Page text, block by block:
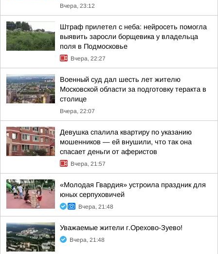
Вчера, 23:12
Штраф прилетел с неба: нейросеть помогла
выявить заросли борщевика у владельца
поля в Подмосковье
Вчера, 22:27
Военный суд дал шесть лет жителю
Московской области за подготовку теракта в
столице
Вчера, 22:07
Девушка спалила квартиру по указанию
мошенников — ей внушили, что так она
спасает деньги от аферистов
Вчера, 21:57
«Молодая Гвардия» устроила праздник для
юных серпуховичей
Вчера, 21:48
Уважаемые жители г.Орехово-Зуево!
Вчера, 21:48